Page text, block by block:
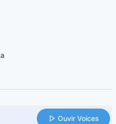
Ouvir Voices